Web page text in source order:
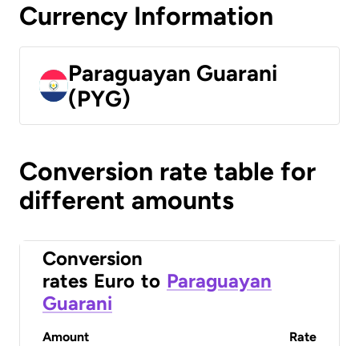
Currency Information
Paraguayan Guarani
(PYG)
Conversion rate table for
different amounts
Conversion
rates Euro to Paraguayan
Guarani
Amount Rate